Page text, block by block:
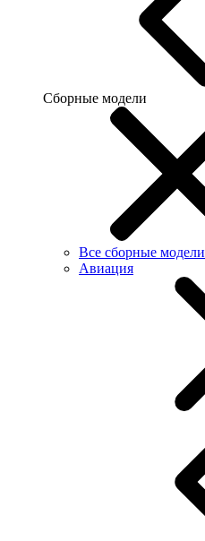
Сборные модели
Все сборные модели
Авиация